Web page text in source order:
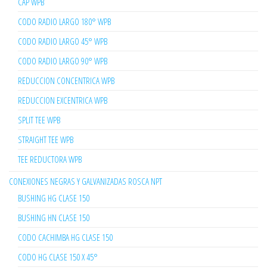
CODO RADIO LARGO 180° WPB
CODO RADIO LARGO 45° WPB
CODO RADIO LARGO 90° WPB
REDUCCION CONCENTRICA WPB
REDUCCION EXCENTRICA WPB
SPLIT TEE WPB
STRAIGHT TEE WPB
TEE REDUCTORA WPB
CONEXIONES NEGRAS Y GALVANIZADAS ROSCA NPT
BUSHING HG CLASE 150
BUSHING HN CLASE 150
CODO CACHIMBA HG CLASE 150
CODO HG CLASE 150 X 45°